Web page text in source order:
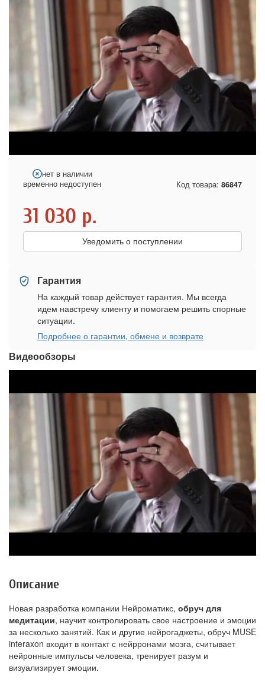
Видеообзоры
нет в наличии
временно недоступен
Код товара: 86847
31 030 р.
Уведомить о поступлении
Гарантия
На каждый товар действует гарантия. Мы всегда
идем навстречу клиенту и помогаем решить спорные
ситуации.
Подробнее о гарантии, обмене и возврате
Описание
Новая разработка компании Нейроматикс, обруч для
медитации, научит контролировать свое настроение и эмоции
за несколько занятий. Как и другие нейрогаджеты, обруч MUSE
interaxon входит в контакт с нейрронами мозга, считывает
нейронные импульсы человека, тренирует разум и
визуализирует эмоции.